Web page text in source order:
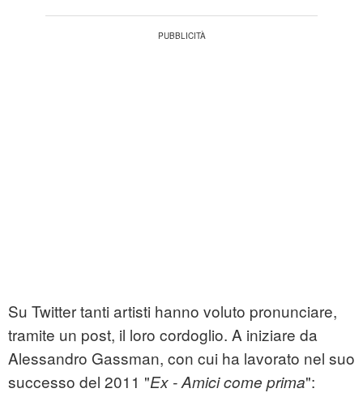
Su Twitter tanti artisti hanno voluto pronunciare,
tramite un post, il loro cordoglio. A iniziare da
Alessandro Gassman, con cui ha lavorato nel suo
successo del 2011 "Ex - Amici come prima":